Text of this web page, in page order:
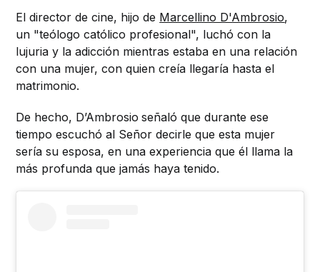
El director de cine, hijo de Marcellino D'Ambrosio,
un "teólogo católico profesional", luchó con la
lujuria y la adicción mientras estaba en una relación
con una mujer, con quien creía llegaría hasta el
matrimonio.
De hecho, D’Ambrosio señaló que durante ese
tiempo escuchó al Señor decirle que esta mujer
sería su esposa, en una experiencia que él llama la
más profunda que jamás haya tenido.